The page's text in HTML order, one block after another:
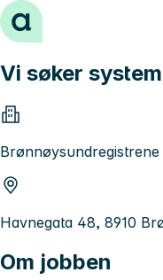
Hopp til innhold
Vi søker
Brønnøysundregistrene
Havnegata 48, 8910
Om jobben